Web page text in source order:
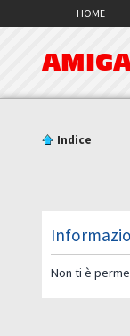
HOME
Indice
Non ti è